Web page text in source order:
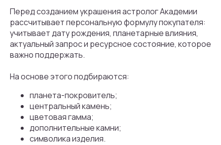
Перед созданием украшения астролог Академии
рассчитывает персональную формулу покупателя:
учитывает дату рождения, планетарные влияния,
актуальный запрос и ресурсное состояние, которое
важно поддержать.
На основе этого подбираются:
планета-покровитель;
центральный камень;
цветовая гамма;
дополнительные камни;
символика изделия.